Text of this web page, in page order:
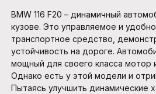
BMW 116 F20 – динамичный
кузове. Это управляемое и
транспортное средство,
устойчивость на дороге.
мощный для своего класса мотор
Однако есть у этой модели и
Пытаясь улучшить динамические